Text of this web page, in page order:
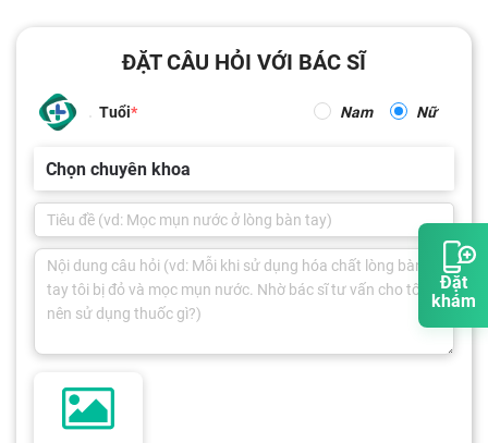
Đặt
khám
ĐẶT CÂU HỎI VỚI BÁC SĨ
Tuổi Nam Nữ
Chọn chuyên khoa